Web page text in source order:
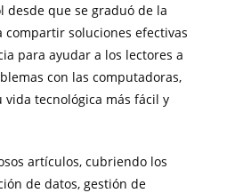
desde que se graduó de la
compartir soluciones efectivas
para ayudar a los lectores a
con las computadoras,
tecnológica más fácil y
artículos, cubriendo los
de datos, gestión de